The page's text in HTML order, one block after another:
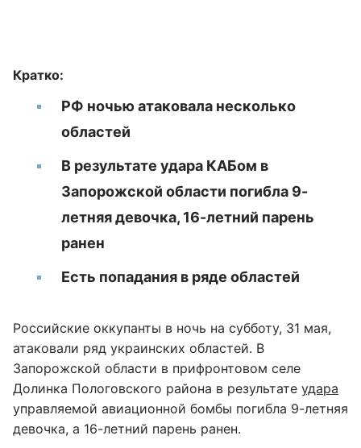
Кратко:
РФ ночью атаковала несколько
областей
В результате удара КАБом в
Запорожской области погибла 9-
летняя девочка, 16-летний парень
ранен
Есть попадания в ряде областей
Российские оккупанты в ночь на субботу, 31 мая,
атаковали ряд украинских областей. В
Запорожской области в прифронтовом селе
Долинка Пологовского района в результате удара
управляемой авиационной бомбы погибла 9-летняя
девочка, а 16-летний парень ранен.